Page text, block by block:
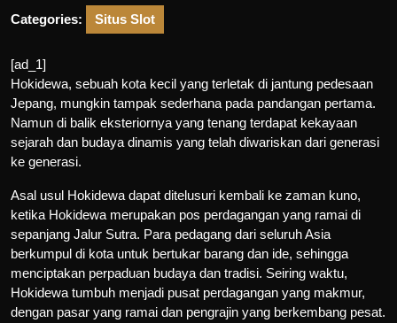
Categories: Situs Slot
[ad_1]
Hokidewa, sebuah kota kecil yang terletak di jantung pedesaan
Jepang, mungkin tampak sederhana pada pandangan pertama.
Namun di balik eksteriornya yang tenang terdapat kekayaan
sejarah dan budaya dinamis yang telah diwariskan dari generasi
ke generasi.
Asal usul Hokidewa dapat ditelusuri kembali ke zaman kuno,
ketika Hokidewa merupakan pos perdagangan yang ramai di
sepanjang Jalur Sutra. Para pedagang dari seluruh Asia
berkumpul di kota untuk bertukar barang dan ide, sehingga
menciptakan perpaduan budaya dan tradisi. Seiring waktu,
Hokidewa tumbuh menjadi pusat perdagangan yang makmur,
dengan pasar yang ramai dan pengrajin yang berkembang pesat.